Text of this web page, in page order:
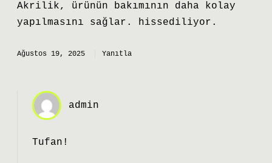
Akrilik, ürünün bakımının daha kolay
yapılmasını sağlar. hissediliyor.
Ağustos 19, 2025 Yanıtla
admin
Tufan!